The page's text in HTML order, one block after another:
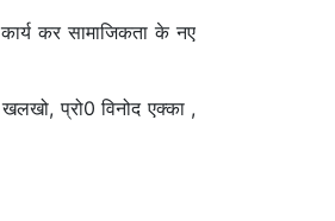
कर सामाजिकता के नए
प्रो0 विनोद एक्का ,